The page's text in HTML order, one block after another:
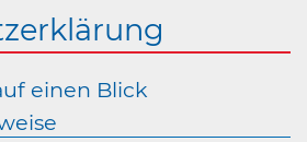
einen Blick